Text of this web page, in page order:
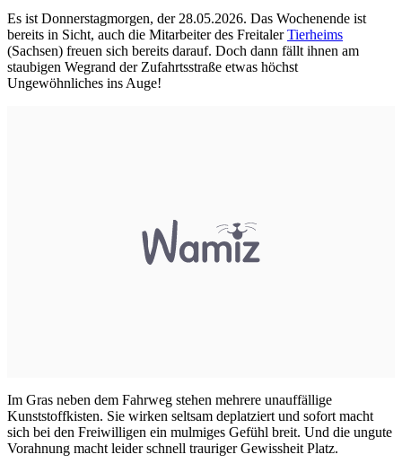
Es ist Donnerstagmorgen, der 28.05.2026. Das Wochenende ist
bereits in Sicht, auch die Mitarbeiter des FreitalerTierheims
(Sachsen) freuen sich bereits darauf. Doch dann fällt ihnen am
staubigen Wegrand der Zufahrtsstraße etwas höchst
Ungewöhnliches ins Auge!
Im Gras neben dem Fahrweg stehen mehrere unauffällige
Kunststoffkisten. Sie wirken seltsam deplatziert und sofort macht
sich bei den Freiwilligen ein mulmiges Gefühl breit. Und die ungute
Vorahnung macht leider schnell trauriger Gewissheit Platz.